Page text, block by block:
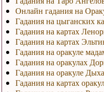
Онлайн гадания на
Гадания на цыганских
Гадания на картах
Гадания на картах
Гадания на оракуле
Гадания на оракулах
Гадания на оракуле
Гадания на картах